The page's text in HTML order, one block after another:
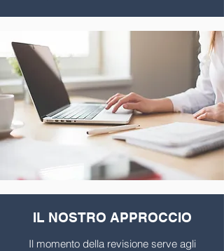
IL NOSTRO APPROCCIO
Il momento della revisione serve agli